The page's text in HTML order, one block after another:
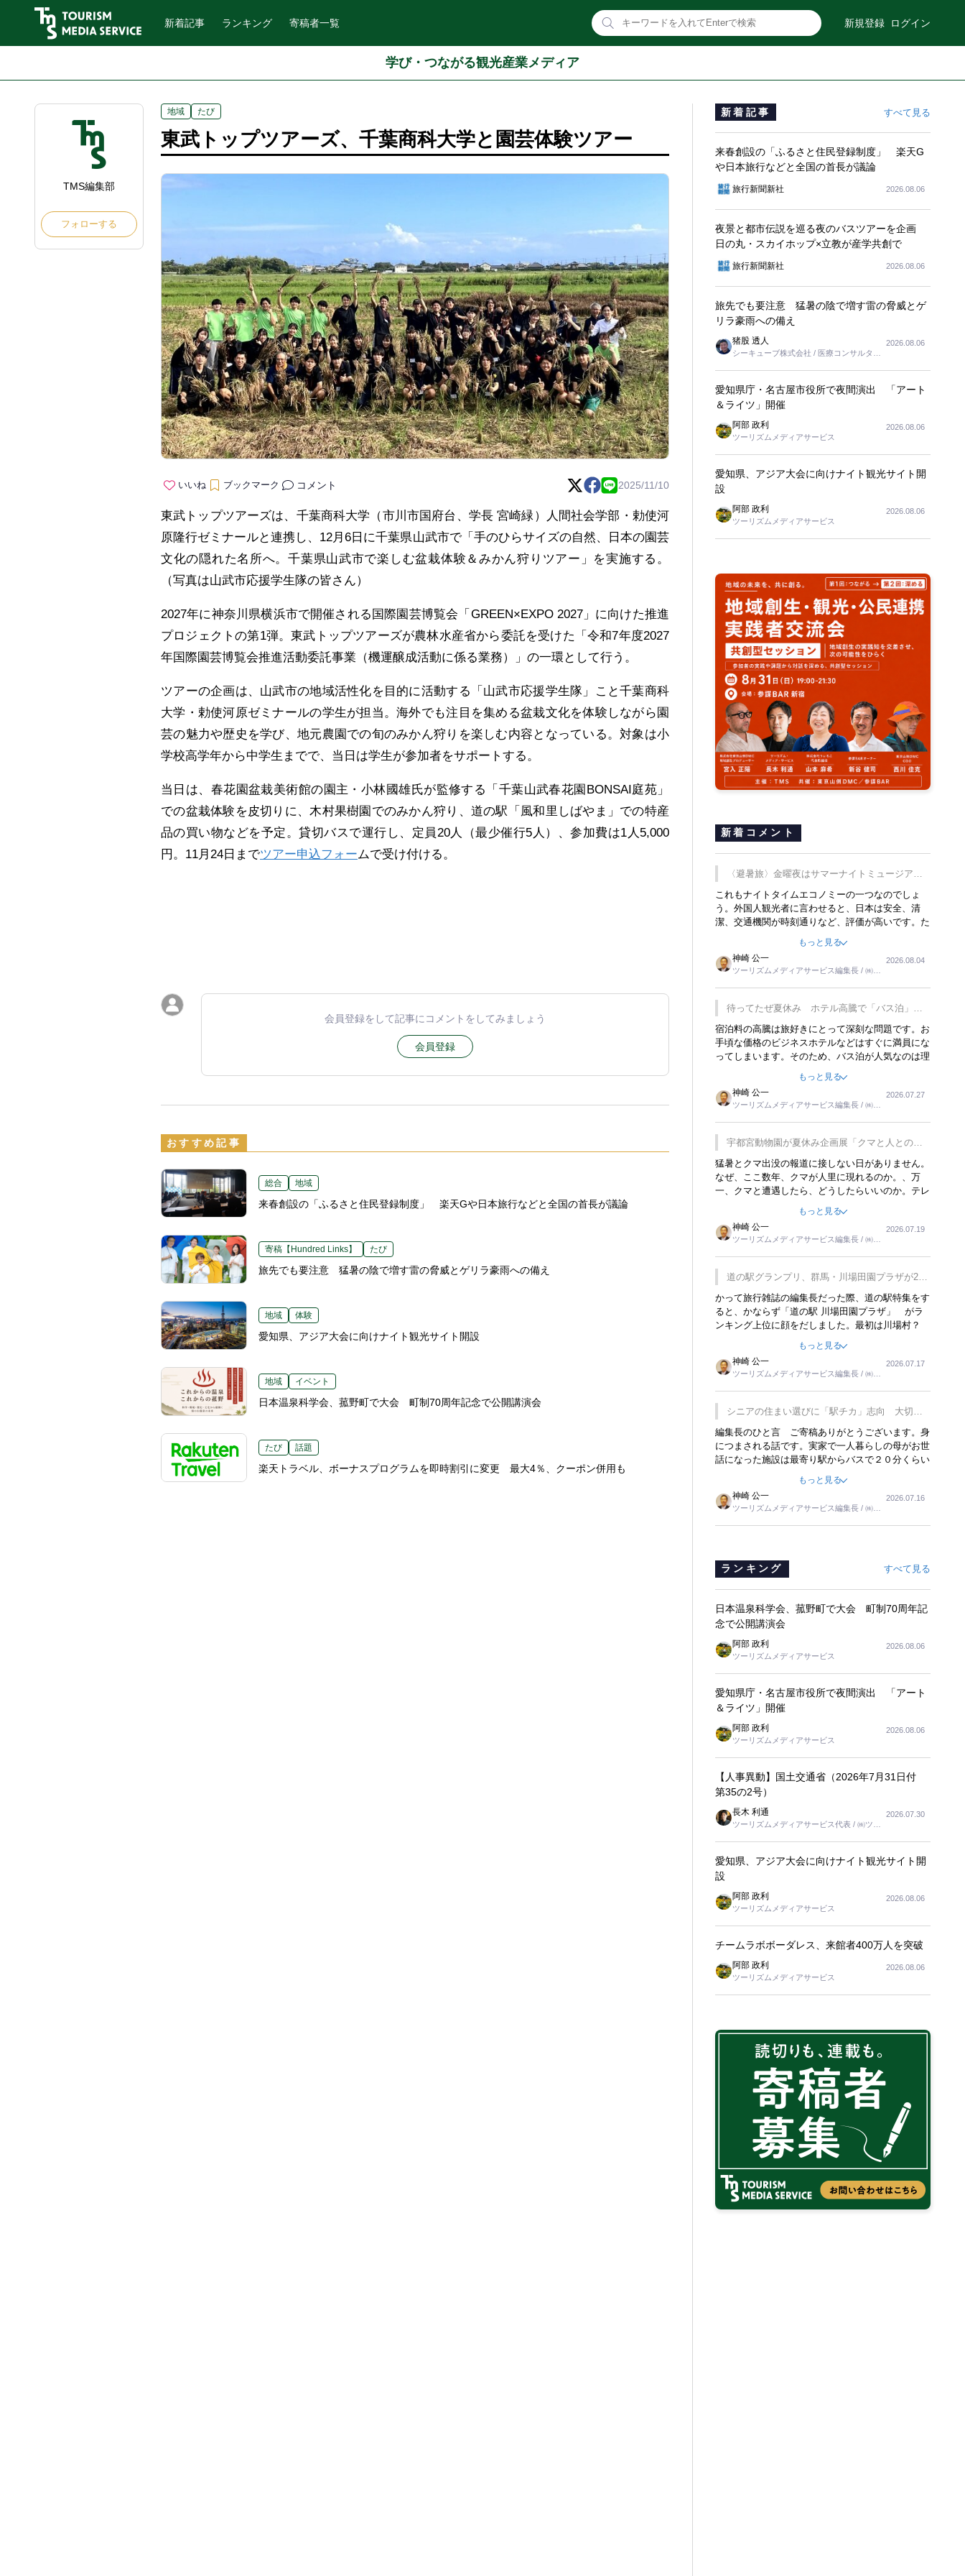
新着記事 ランキング 寄稿者一覧 新規登録 ログイン
学び・つながる観光産業メディア
TMS編集部
フォローする
地域 たび
東武トップツアーズ、千葉商科大学と園芸体験ツアー
いいね ブックマーク コメント 2025/11/10
東武トップツアーズは、千葉商科大学（市川市国府台、学長 宮崎緑）人間社会学部・勅使河
原隆行ゼミナールと連携し、12月6日に千葉県山武市で「手のひらサイズの自然、日本の園芸
文化の隠れた名所へ。千葉県山武市で楽しむ盆栽体験＆みかん狩りツアー」を実施する。
（写真は山武市応援学生隊の皆さん）
2027年に神奈川県横浜市で開催される国際園芸博覧会「GREEN×EXPO 2027」に向けた推進
プロジェクトの第1弾。東武トップツアーズが農林水産省から委託を受けた「令和7年度2027
年国際園芸博覧会推進活動委託事業（機運醸成活動に係る業務）」の一環として行う。
ツアーの企画は、山武市の地域活性化を目的に活動する「山武市応援学生隊」こと千葉商科
大学・勅使河原ゼミナールの学生が担当。海外でも注目を集める盆栽文化を体験しながら園
芸の魅力や歴史を学び、地元農園での旬のみかん狩りを楽しむ内容となっている。対象は小
学校高学年から中学生までで、当日は学生が参加者をサポートする。
当日は、春花園盆栽美術館の園主・小林國雄氏が監修する「千葉山武春花園BONSAI庭苑」
での盆栽体験を皮切りに、木村果樹園でのみかん狩り、道の駅「風和里しばやま」での特産
品の買い物などを予定。貸切バスで運行し、定員20人（最少催行5人）、参加費は1人5,000
円。11月24日までツアー申込フォームで受け付ける。
会員登録をして記事にコメントをしてみましょう
会員登録
おすすめ記事
総合 地域
来春創設の「ふるさと住民登録制度」 楽天Gや日本旅行などと全国の首長が議論
寄稿【Hundred Links】 たび
旅先でも要注意 猛暑の陰で増す雷の脅威とゲリラ豪雨への備え
地域 体験
愛知県、アジア大会に向けナイト観光サイト開設
地域 イベント
日本温泉科学会、菰野町で大会 町制70周年記念で公開講演会
たび 話題
楽天トラベル、ボーナスプログラムを即時割引に変更 最大4％、クーポン併用も
新着記事 すべて見る
来春創設の「ふるさと住民登録制度」 楽天G
や日本旅行などと全国の首長が議論
旅行新聞新社 2026.08.06
夜景と都市伝説を巡る夜のバスツアーを企画
日の丸・スカイホップ×立教が産学共創で
旅行新聞新社 2026.08.06
旅先でも要注意 猛暑の陰で増す雷の脅威とゲ
リラ豪雨への備え
猪股 透人
シーキューブ株式会社 / 医療コンサルタン
2026.08.06
愛知県庁・名古屋市役所で夜間演出 「アート
＆ライツ」開催
阿部 政利
ツーリズムメディアサービス
2026.08.06
愛知県、アジア大会に向けナイト観光サイト開
設
阿部 政利
ツーリズムメディアサービス
2026.08.06
新着コメント
〈避暑旅〉金曜夜はサマーナイトミュージア
ム、都立6施設で
これもナイトタイムエコノミーの一つなのでしょ
う。外国人観光者に言わせると、日本は安全、清
潔、交通機関が時刻通りなど、評価が高いです。た
す。そのような意味で、金曜夜にこのようなイベン
トが行われれば、日本人に限らず外国人にとっても
楽しみが増えるでしょうね。
もっと見る
神崎 公一
ツーリズムメディアサービス編集長 / ㈱ツ
2026.08.04
待ってたぜ夏休み ホテル高騰で「バス泊」人
気
宿泊料の高騰は旅好きにとって深刻な問題です。お
手頃な価格のビジネスホテルなどはすぐに満員にな
ってしまいます。そのため、バス泊が人気なのは理
行をした時は、移動はグレイハウンドバスでした。
夕方から夜の便を利用してホテル代を浮かせていま
した。ただし、若いからできたことです。若い人が
夜行バスで京都に行った、青森に行ったと聞くと、
疲れが残らないのかなと思ってしまいます。
もっと見る
神崎 公一
ツーリズムメディアサービス編集長 / ㈱ツ
2026.07.27
宇都宮動物園が夏休み企画展「クマと人との距
離」を7月20日から開催
猛暑とクマ出没の報道に接しない日がありません。
なぜ、ここ数年、クマが人里に現れるのか。、万
一、クマと遭遇したら、どうしたらいいのか。テレ
るなんてことは、冗談でもいえません。そんな中
で、この企画展はタイムリーですね。
もっと見る
神崎 公一
ツーリズムメディアサービス編集長 / ㈱ツ
2026.07.19
道の駅グランプリ、群馬・川場田園プラザが2連
覇
かって旅行雑誌の編集長だった際、道の駅特集をす
ると、かならず「道の駅 川場田園プラザ」 がラ
ンキング上位に顔をだしました。最初は川場村？
れ永井 彰一社長にインタビューしたら、興味深い
話が次々が飛び出しました。プレゼンも巧みで、今
でも思い出すことが２つあります。一つは、従業員
に東京ディズニーランドを見学させ、サービス業、
接客業の何かを理解してもらっていることです。
もう一つは1800円もするプレミアムヨーグルトを
販売するにあたり、社内に懸念もあったそうです。
永井社長は、駐車場に都内ナンバーの高級外車が停
まっていることに目をつけ、高級商品でも売れると
確信したそうです。今回の記事を懐かしく読みまし
もっと見る
神崎 公一
ツーリズムメディアサービス編集長 / ㈱ツ
2026.07.17
シニアの住まい選びに「駅チカ」志向 大切な
のは出かけたくなる暮らし
編集長のひと言 ご寄稿ありがとうございます。身
につまされる話です。実家で一人暮らしの母がお世
話になった施設は最寄り駅からバスで２０分くらい
りました。母の住まいから近いという理由で、その
施設を選択したのですが、私と妹にとっては、半日
仕事ででした。シニアの住まい選びは、当人だけで
はなく、世話をする家族の足の便も考えない外池な
もっと見る
神崎 公一
ツーリズムメディアサービス編集長 / ㈱ツ
2026.07.16
ランキング すべて見る
日本温泉科学会、菰野町で大会 町制70周年記
念で公開講演会
阿部 政利
ツーリズムメディアサービス
2026.08.06
愛知県庁・名古屋市役所で夜間演出 「アート
＆ライツ」開催
阿部 政利
ツーリズムメディアサービス
2026.08.06
【人事異動】国土交通省（2026年7月31日付
第35の2号）
長木 利通
ツーリズムメディアサービス代表 / ㈱ツー
2026.07.30
愛知県、アジア大会に向けナイト観光サイト開
設
阿部 政利
ツーリズムメディアサービス
2026.08.06
チームラボボーダレス、来館者400万人を突破
阿部 政利
ツーリズムメディアサービス
2026.08.06